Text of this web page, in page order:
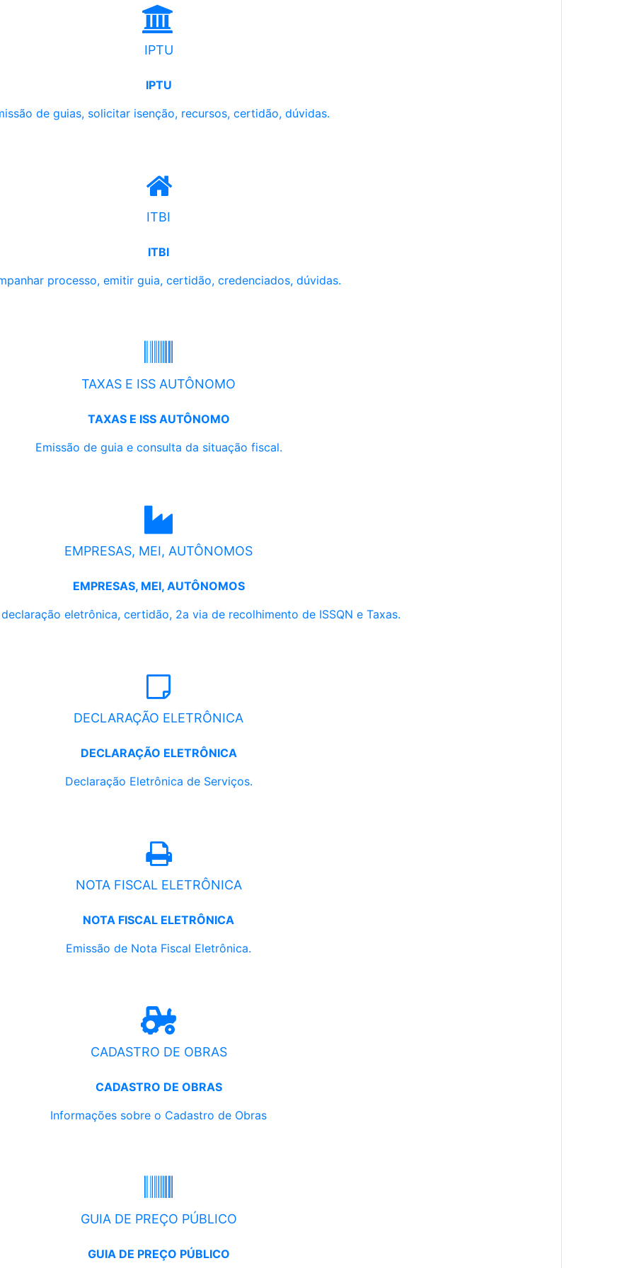
IPTU
IPTU
de guias, solicitar isenção, recursos, certidão, dúvidas.
ITBI
ITBI
processo, emitir guia, certidão, credenciados, dúvidas.
TAXAS E ISS AUTÔNOMO
TAXAS E ISS AUTÔNOMO
Emissão de guia e consulta da situação fiscal.
EMPRESAS, MEI, AUTÔNOMOS
EMPRESAS, MEI, AUTÔNOMOS
eletrônica, certidão, 2a via de recolhimento de ISSQN e Taxas.
DECLARAÇÃO ELETRÔNICA
DECLARAÇÃO ELETRÔNICA
Declaração Eletrônica de Serviços.
NOTA FISCAL ELETRÔNICA
NOTA FISCAL ELETRÔNICA
Emissão de Nota Fiscal Eletrônica.
CADASTRO DE OBRAS
CADASTRO DE OBRAS
Informações sobre o Cadastro de Obras
GUIA DE PREÇO PÚBLICO
GUIA DE PREÇO PÚBLICO